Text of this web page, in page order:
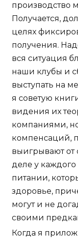
производство
Получается,
целях
получения.
вся ситуация
наши клубы и
выступать на
я советую
видения их
компаниями,
компенсаций,
выигрывают от
деле у
питании,
здоровье,
могут и не
своими
Когда я